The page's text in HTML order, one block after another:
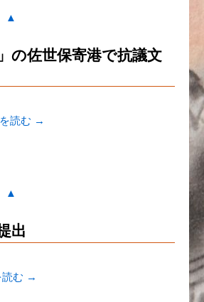
▲
の佐世保寄港で抗議文
読む →
▲
出
む →